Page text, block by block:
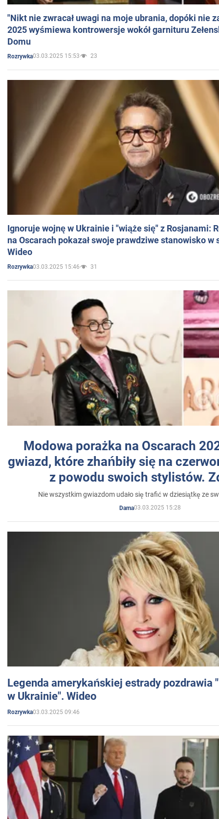
"Nikt nie zwracał uwagi na moje ubrania, dopóki nie
2025 wyśmiewa kontrowersje wokół garnituru
Domu
Rozrywka03.03.2025 15:53 23
Ignoruje wojnę w Ukrainie i "wiąże się" z Rosjanami:
na Oscarach pokazał swoje prawdziwe stanowisko w
Wideo
Rozrywka03.03.2025 15:46 31
Modowa porażka na Oscarach
gwiazd, które zhańbiły się na
z powodu swoich stylistów.
Nie wszystkim gwiazdom udało się trafić w dziesiątkę ze
Dama03.03.2025 15:28
Legenda amerykańskiej estrady pozdrawia
w Ukrainie". Wideo
Rozrywka03.03.2025 09:46